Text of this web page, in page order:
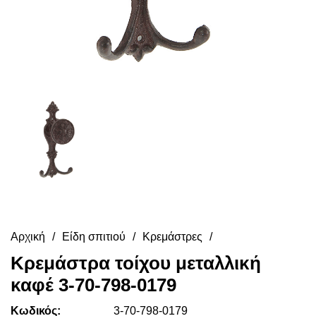
Αρχική Είδη σπιτιού Κρεμάστρες
Κρεμάστρα τοίχου μεταλλική
καφέ 3-70-798-0179
Κωδικός:
3-70-798-0179